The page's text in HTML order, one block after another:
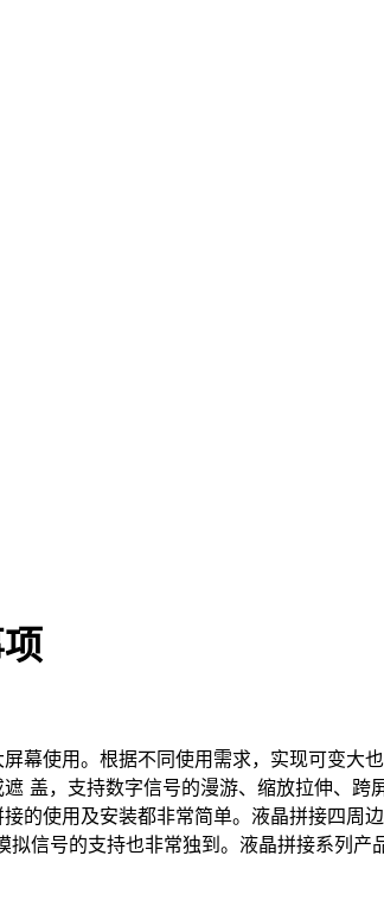
幕使用。根据不同使用需求，实现可变大
盖，支持数字信号的漫游、缩放拉伸、
的使用及安装都非常简单。液晶拼接四
信号的支持也非常独到。液晶拼接系列